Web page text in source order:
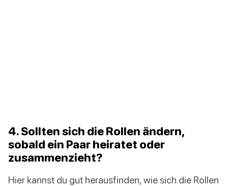
4. Sollten sich die Rollen ändern,
sobald ein Paar heiratet oder
zusammenzieht?
Hier kannst du gut herausfinden, wie sich die Rollen